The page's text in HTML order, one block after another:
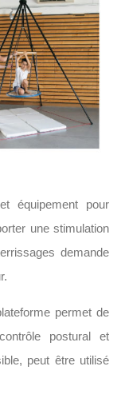
équipement pour
une stimulation
demande
permet de
postural et
peut être utilisé